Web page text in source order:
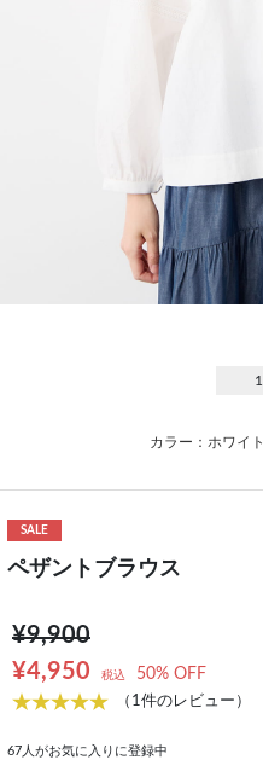
1
カラー：ホワイト
SALE
ペザントブラウス
¥9,900
¥4,950
税込 50% OFF
（1件のレビュー）
67 人がお気に入りに登録中